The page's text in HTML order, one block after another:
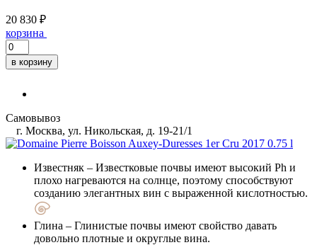
20 830 ₽
корзина
в корзину
Самовывоз
г. Москва, ул. Никольская, д. 19-21/1
Известняк – Известковые почвы имеют высокий Ph и
плохо нагреваются на солнце, поэтому способствуют
созданию элегантных вин с выраженной кислотностью.
Глина – Глинистые почвы имеют свойство давать
довольно плотные и округлые вина.